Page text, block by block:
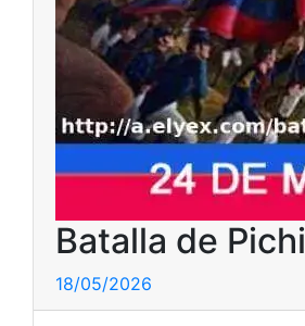
Batalla de
18/05/2026